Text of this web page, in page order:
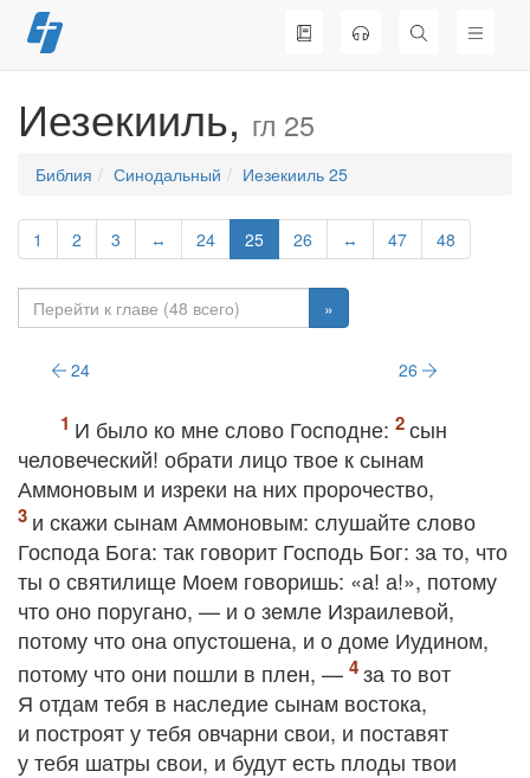
Перейти
к
Иезекииль, гл 25
Библия Синодальный Иезекииль 25
1 2 3 ↔ 24 25 26 ↔ 47 48
»
24 26
И было ко мне слово Господне:
сын
человеческий! обрати лицо твое к сынам
Аммоновым и изреки на них пророчество,
и скажи сынам Аммоновым: слушайте слово
Господа Бога: так говорит Господь Бог: за то, что
ты о святилище Моем говоришь: «а! а!», потому
что оно поругано, — и о земле Израилевой,
потому что она опустошена, и о доме Иудином,
потому что они пошли в плен, —
за то вот
Я отдам тебя в наследие сынам востока,
и построят у тебя овчарни свои, и поставят
у тебя шатры свои, и будут есть плоды твои